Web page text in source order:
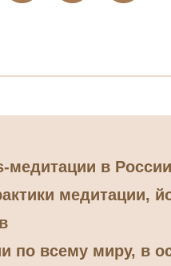
по всему миру, в
медитации,
медитации в России